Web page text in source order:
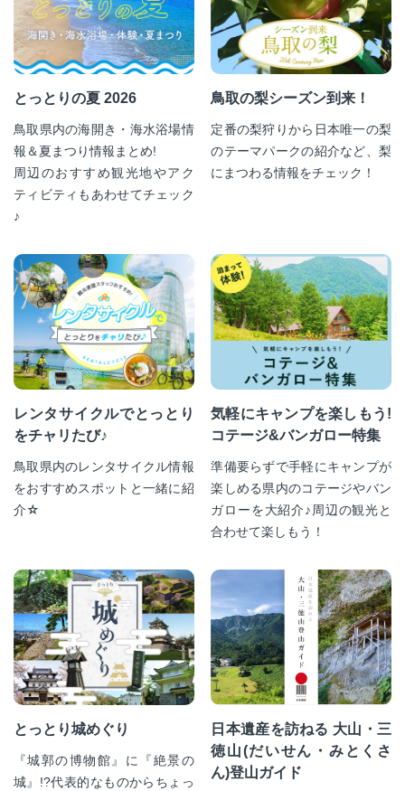
とっとりの夏 2026
鳥取県内の海開き・海水浴場情
報＆夏まつり情報まとめ!
周辺のおすすめ観光地やアク
ティビティもあわせてチェック
♪
鳥取の梨シーズン到来！
定番の梨狩りから日本唯一の梨
のテーマパークの紹介など、梨
にまつわる情報をチェック！
レンタサイクルでとっとり
をチャリたび♪
鳥取県内のレンタサイクル情報
をおすすめスポットと一緒に紹
介☆
気軽にキャンプを楽しもう!
コテージ&バンガロー特集
準備要らずで手軽にキャンプが
楽しめる県内のコテージやバン
ガローを大紹介♪周辺の観光と
合わせて楽しもう！
とっとり城めぐり
『城郭の博物館』に『絶景の
城』!?代表的なものからちょっ
日本遺産を訪ねる 大山・三
徳山(だいせん・みとくさ
ん)登山ガイド